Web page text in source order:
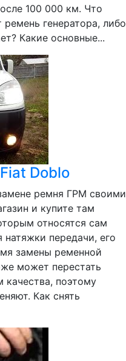
100 000 км. Что
генератора, либо
Какие основные...
Doblo
ремня ГРМ своими
и купите там
относятся сам
передачи, его
замены ременной
может перестать
качества, поэтому
Как снять